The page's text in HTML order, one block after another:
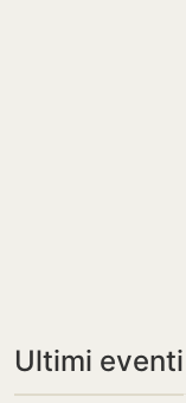
Ultimi eventi